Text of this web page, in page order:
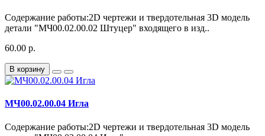
Содержание работы:2D чертежи и твердотельная 3D модель
детали "МЧ00.02.00.02 Штуцер" входящего в изд..
60.00 р.
В корзину
МЧ00.02.00.04 Игла
Содержание работы:2D чертежи и твердотельная 3D модель